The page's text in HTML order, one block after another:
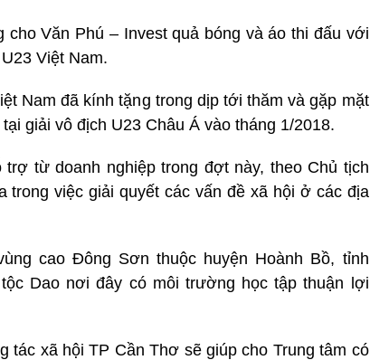
cho Văn Phú – Invest quả bóng và áo thi đấu với
Việt Nam.
Nam đã kính tặng trong dịp tới thăm và gặp mặt
giải vô địch U23 Châu Á vào tháng 1/2018.
từ doanh nghiệp trong đợt này, theo Chủ tịch
trong việc giải quyết các vấn đề xã hội ở các địa
cao Đông Sơn thuộc huyện Hoành Bồ, tỉnh
Dao nơi đây có môi trường học tập thuận lợi
tác xã hội TP Cần Thơ sẽ giúp cho Trung tâm có